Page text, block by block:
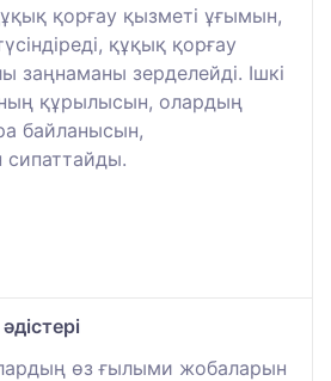
қорғау қызметі ұғымын,
құқық қорғау
заңнаманы зерделейді. Ішкі
құрылысын, олардың
байланысын,
өз ғылыми жобаларын